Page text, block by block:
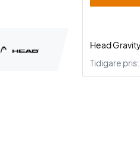
Head
Tidigare pris: